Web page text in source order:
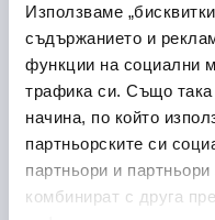
Използваме
съдържанието и
функции на социални
трафика си. Също
начина, по който
партньорските си
партньори и
комбинират с друга
Laboratory
Associate
Медицина и
на мястоСофия